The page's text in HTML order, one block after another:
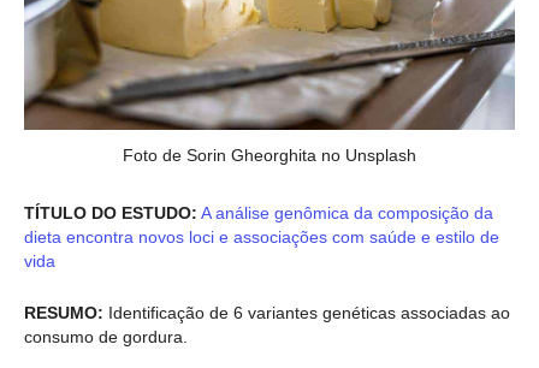
Foto de Sorin Gheorghita no Unsplash
TÍTULO DO ESTUDO: A análise genômica da composição da
dieta encontra novos loci e associações com saúde e estilo de
vida
RESUMO: Identificação de 6 variantes genéticas associadas ao
consumo de gordura.